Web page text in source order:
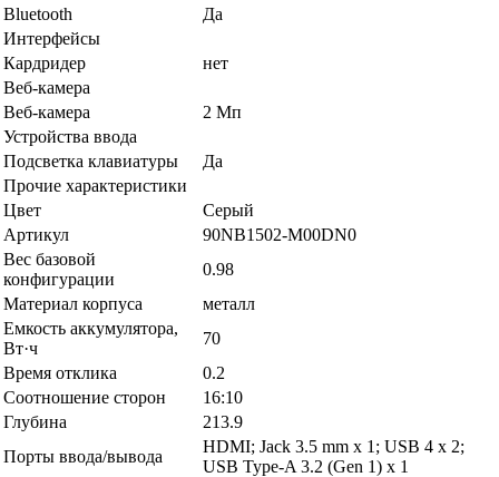
Bluetooth
Да
Интерфейсы
Кардридер
нет
Веб-камера
Веб-камера
2 Мп
Устройства ввода
Подсветка клавиатуры
Да
Прочие характеристики
Цвет
Серый
Артикул
90NB1502-M00DN0
Вес базовой
конфигурации
0.98
Материал корпуса
металл
Емкость аккумулятора,
Вт·ч
70
Время отклика
0.2
Соотношение сторон
16:10
Глубина
213.9
Порты ввода/вывода
HDMI; Jack 3.5 mm x 1; USB 4 x 2;
USB Type-A 3.2 (Gen 1) x 1